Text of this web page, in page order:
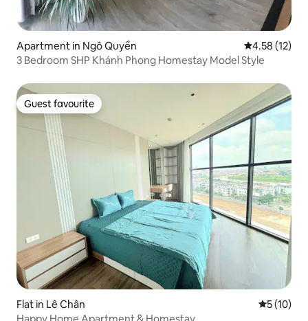
Apartment in Ngô Quyền 4.58 out of 5
4.58 (12)
3 Bedroom SHP Khánh Phong Homestay Model Style
Guest favourite
Guest favourite
Flat in Lê Chân 5 out of 5
5 (10)